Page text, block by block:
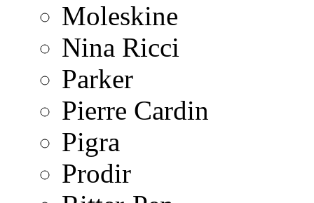
Moleskine
Nina Ricci
Parker
Pierre Cardin
Pigra
Prodir